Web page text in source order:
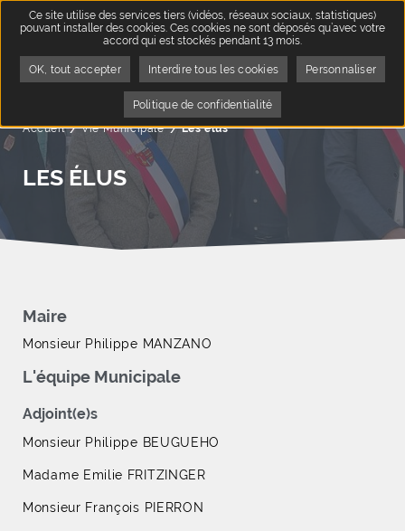
Accueil Vie Municipale Page active :
Les élus
LES ÉLUS
Maire
Monsieur Philippe MANZANO
L'équipe Municipale
Adjoint(e)s
Monsieur Philippe BEUGUEHO
Madame Emilie FRITZINGER
Monsieur François PIERRON
Ce site utilise des services tiers (vidéos, réseaux sociaux, statistiques)
pouvant installer des cookies. Ces cookies ne sont déposés qu’avec votre
accord qui est stockés pendant 13 mois.
OK, tout accepter Interdire tous les cookies Personnaliser
Politique de confidentialité